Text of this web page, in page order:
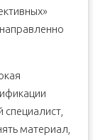
материал,